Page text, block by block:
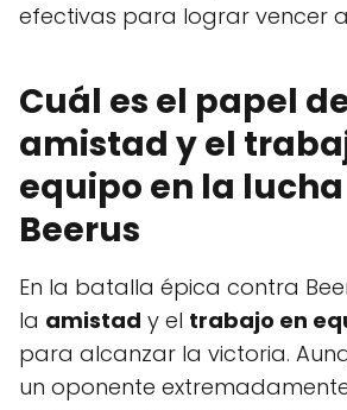
efectivas para lograr vencer a
Cuál es el papel
amistad y el
equipo en la
Beerus
En la batalla épica contra
la amistad y el trabajo en
para alcanzar la victoria.
un oponente